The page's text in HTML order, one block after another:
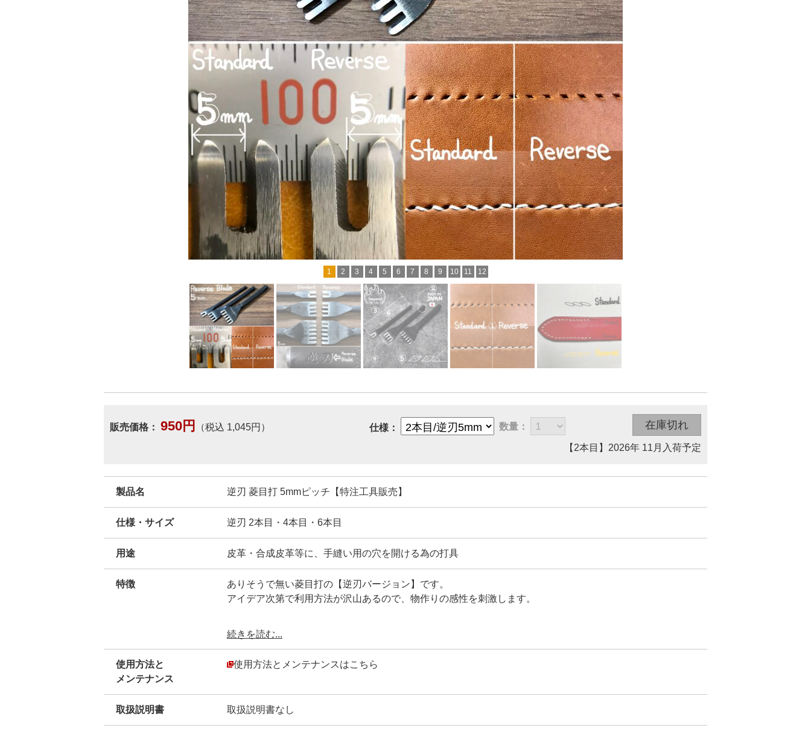
1 2 3 4 5 6 7 8 9 10 11 12
販売価格： 950円 （税込 1,045円） 仕様： 数量：
【2本目】2026年 11月入荷予定
製品名 逆刃 菱目打 5mmピッチ【特注工具販売】
仕様・サイズ 逆刃 2本目・4本目・6本目
用途 皮革・合成皮革等に、手縫い用の穴を開ける為の打具
特徴
ありそうで無い菱目打の【逆刃バージョン】です。
アイデア次第で利用方法が沢山あるので、物作りの感性を刺激します。
【利用方法】
①厚い革を、菱目打で表面からだけ穴を開けると、菱目打の傾きにより、裏で穴がずれてしまう事がありま
【表面は通常菱目】で【裏面は逆刃菱目】で穴を開ける事で穴のずれを防ぎ、縫い目を表裏共に同じ縫い目
作品に合わせた様々なアイデアでご利用下さい。
続きを読む...
使用方法と
メンテナンス
使用方法とメンテナンスはこちら
取扱説明書 取扱説明書なし